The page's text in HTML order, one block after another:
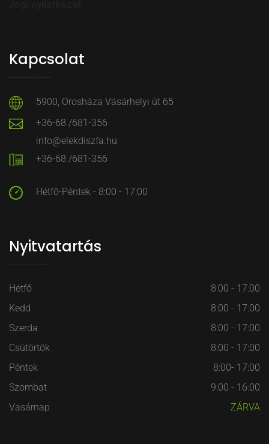
Kapcsolat
5900, Orosháza Vásárhelyi út 65
+36-68 /681-356
info@elekdiszfa.hu
+36-68 /681-356
Hétfő-Péntek - 8:00 - 17:00
Nyitvatartás
Hétfő
8:00 - 17:00
Kedd
8:00 - 17:00
Szerda
8:00 - 17:00
Csütörtök
8:00 - 17:00
Péntek
8:00- 17:00
Szombat
9:00 - 16:00
Vasárnap
ZÁRVA